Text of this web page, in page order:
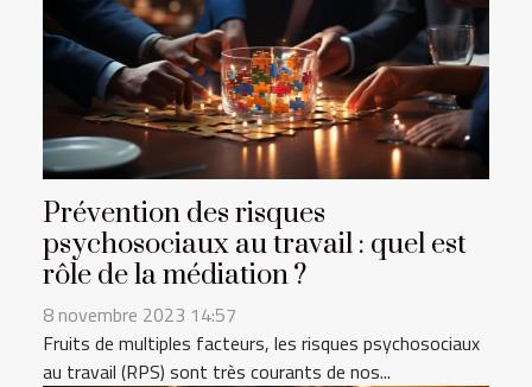
Prévention des risques
psychosociaux au travail : quel est
rôle de la médiation ?
8 novembre 2023 14:57
Fruits de multiples facteurs, les risques psychosociaux
au travail (RPS) sont très courants de nos...